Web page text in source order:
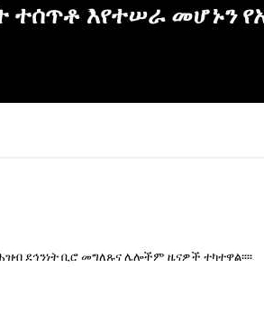
ተሰጥቶ እየተሠራ መሆኑን
ደኅንነት ቢሮ መግለጹና ሌሎችም ዜናዎች ተካተዋል፡፡፡፡